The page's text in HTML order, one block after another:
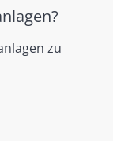
zu